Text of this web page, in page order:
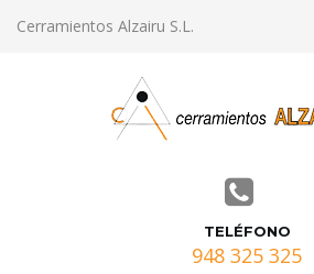
Cerramientos Alzairu S.L.
TELÉFONO
948 325 325